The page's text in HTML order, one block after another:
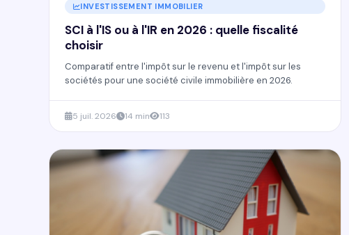
INVESTISSEMENT IMMOBILIER
SCI à l'IS ou à l'IR en 2026 : quelle fiscalité
choisir
Comparatif entre l'impôt sur le revenu et l'impôt sur les
sociétés pour une société civile immobilière en 2026.
5 juil. 2026 14 min 113